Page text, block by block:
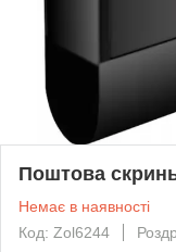
Поштова
Немає в наявності
Код: Zol6244